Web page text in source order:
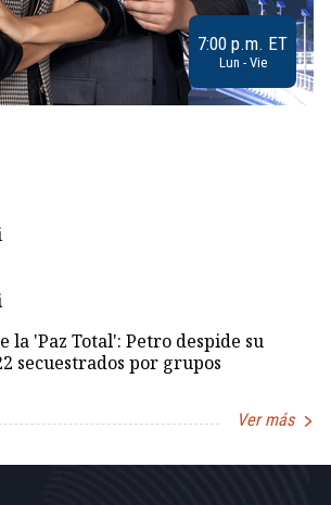
7:00 p.m. ET
Lun - Vie
la 'Paz Total': Petro despide su
secuestrados por grupos
Ver más